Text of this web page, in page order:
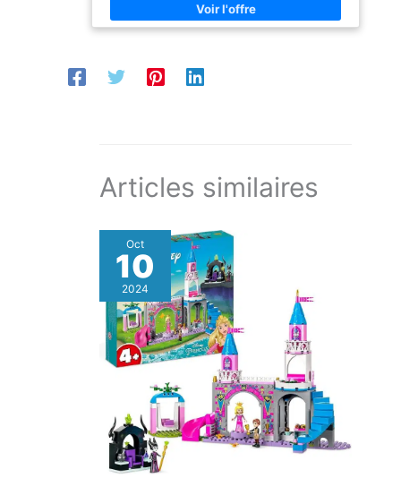
fermés, d'une seule main
ou avec un CHEF DE
maintenant !
plus est livré dans une boîte de rangement LEGO
Classic en plastique utile pour garder les chambres
LEGO.com/classic pour les aider à commencer Les
Articles similaires
Oct
10
2024